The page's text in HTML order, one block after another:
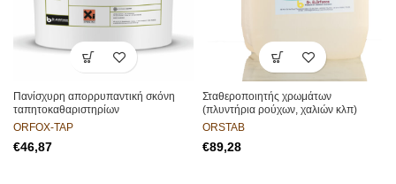
Πανίσχυρη απορρυπαντική σκόνη
ταπητοκαθαριστηρίων
ORFOX-TAP
€
Σταθεροποιητής χρωμάτων
(πλυντήρια ρούχων, χαλιών κλπ)
ORSTAB
€